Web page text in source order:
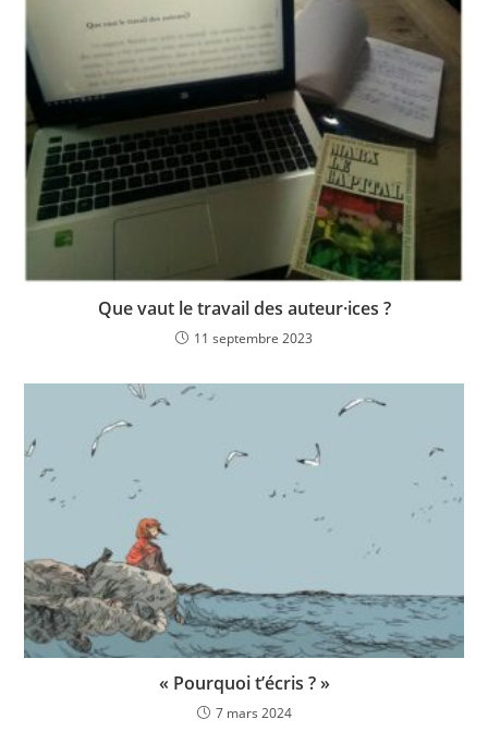
Que vaut le travail des auteur·ices ?
11 septembre 2023
« Pourquoi t’écris ? »
7 mars 2024